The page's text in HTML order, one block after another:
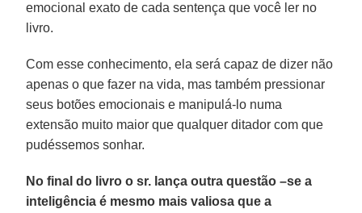
emocional exato de cada sentença que você ler no
livro.
Com esse conhecimento, ela será capaz de dizer não
apenas o que fazer na vida, mas também pressionar
seus botões emocionais e manipulá-lo numa
extensão muito maior que qualquer ditador com que
pudéssemos sonhar.
No final do livro o sr. lança outra questão –se a
inteligência é mesmo mais valiosa que a